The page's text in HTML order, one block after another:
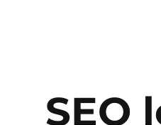
SEO